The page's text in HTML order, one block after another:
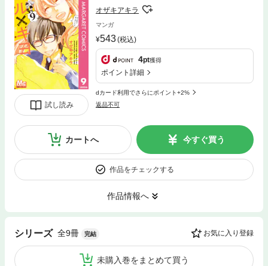
試し読み
オザキアキラ
マンガ
543(税込)
4pt獲得
ポイント詳細
dカード利用でさらにポイント+2%
返品不可
カートへ 今すぐ買う
作品をチェックする
作品情報へ
シリーズ 全9冊 完結 お気に入り登録
未購入巻をまとめて買う